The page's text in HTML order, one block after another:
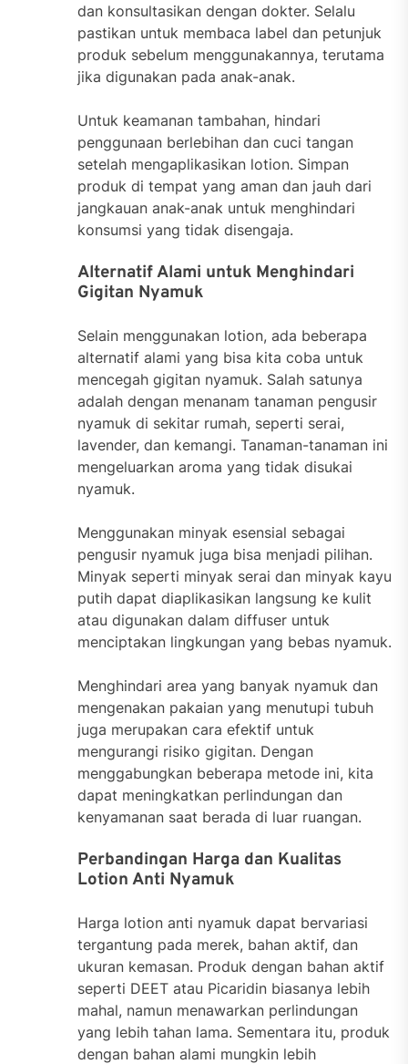
dan konsultasikan dengan dokter. Selalu
pastikan untuk membaca label dan petunjuk
produk sebelum menggunakannya, terutama
jika digunakan pada anak-anak.
Untuk keamanan tambahan, hindari
penggunaan berlebihan dan cuci tangan
setelah mengaplikasikan lotion. Simpan
produk di tempat yang aman dan jauh dari
jangkauan anak-anak untuk menghindari
konsumsi yang tidak disengaja.
Alternatif Alami untuk Menghindari
Gigitan Nyamuk
Selain menggunakan lotion, ada beberapa
alternatif alami yang bisa kita coba untuk
mencegah gigitan nyamuk. Salah satunya
adalah dengan menanam tanaman pengusir
nyamuk di sekitar rumah, seperti serai,
lavender, dan kemangi. Tanaman-tanaman ini
mengeluarkan aroma yang tidak disukai
nyamuk.
Menggunakan minyak esensial sebagai
pengusir nyamuk juga bisa menjadi pilihan.
Minyak seperti minyak serai dan minyak kayu
putih dapat diaplikasikan langsung ke kulit
atau digunakan dalam diffuser untuk
menciptakan lingkungan yang bebas nyamuk.
Menghindari area yang banyak nyamuk dan
mengenakan pakaian yang menutupi tubuh
juga merupakan cara efektif untuk
mengurangi risiko gigitan. Dengan
menggabungkan beberapa metode ini, kita
dapat meningkatkan perlindungan dan
kenyamanan saat berada di luar ruangan.
Perbandingan Harga dan Kualitas
Lotion Anti Nyamuk
Harga lotion anti nyamuk dapat bervariasi
tergantung pada merek, bahan aktif, dan
ukuran kemasan. Produk dengan bahan aktif
seperti DEET atau Picaridin biasanya lebih
mahal, namun menawarkan perlindungan
yang lebih tahan lama. Sementara itu, produk
dengan bahan alami mungkin lebih